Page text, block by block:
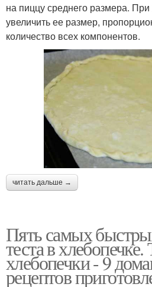
на пиццу среднего размера.
увеличить ее размер,
количество всех компонентов.
читать дальше →
Пять самых
теста в хлебопечке.
хлебопечки - 9
рецептов